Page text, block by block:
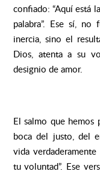
confiado: “Aquí está
palabra”. Ese sí,
inercia, sino el
Dios, atenta a su
designio de amor.
El salmo que
boca del justo, del
vida verdaderamente
tu voluntad”. Ese